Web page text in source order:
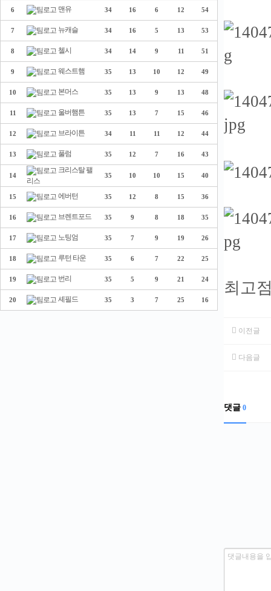
6 맨유 34 16 6 12 54
7 뉴캐슬 34 16 5 13 53
8 첼시 34 14 9 11 51
9 웨스트햄 35 13 10 12 49
10 본머스 35 13 9 13 48
11 울버햄튼 35 13 7 15 46
12 브라이튼 34 11 11 12 44
13 풀럼 35 12 7 16 43
14
크리스탈 팰
리스
35 10 10 15 40
15 에버턴 35 12 8 15 36
16 브렌트포드 35 9 8 18 35
17 노팅엄 35 7 9 19 26
18 루턴 타운 35 6 7 22 25
19 번리 35 5 9 21 24
20 셰필드 35 3 7 25 16
최고
이전글
다음글
댓글 0